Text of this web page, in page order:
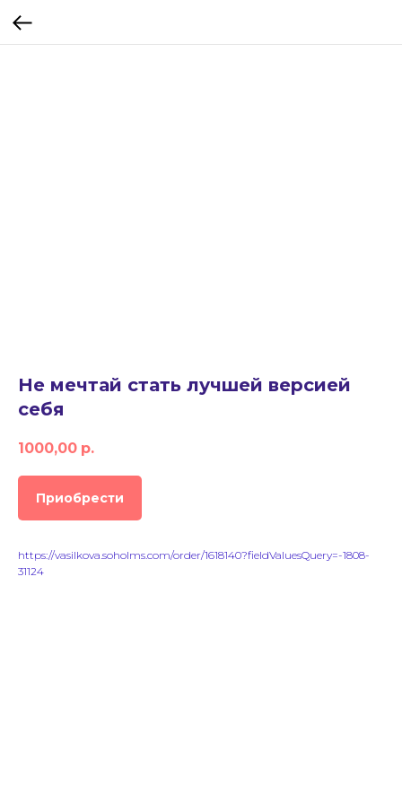
Не мечтай стать лучшей версией
себя
1000,00 р.
Приобрести
https://vasilkova.soholms.com/order/1618140?fieldValuesQuery=-1808-
31124